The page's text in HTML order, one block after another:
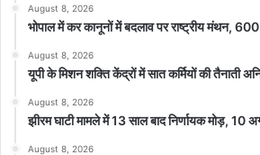
August 8, 2026
भोपाल में कर कानूनों में बदलाव पर राष्ट्रीय मंथन,
August 8, 2026
यूपी के मिशन शक्ति केंद्रों में सात कर्मियों की तैनाती
August 8, 2026
झीरम घाटी मामले में 13 साल बाद निर्णायक मोड़, 10
August 8, 2026